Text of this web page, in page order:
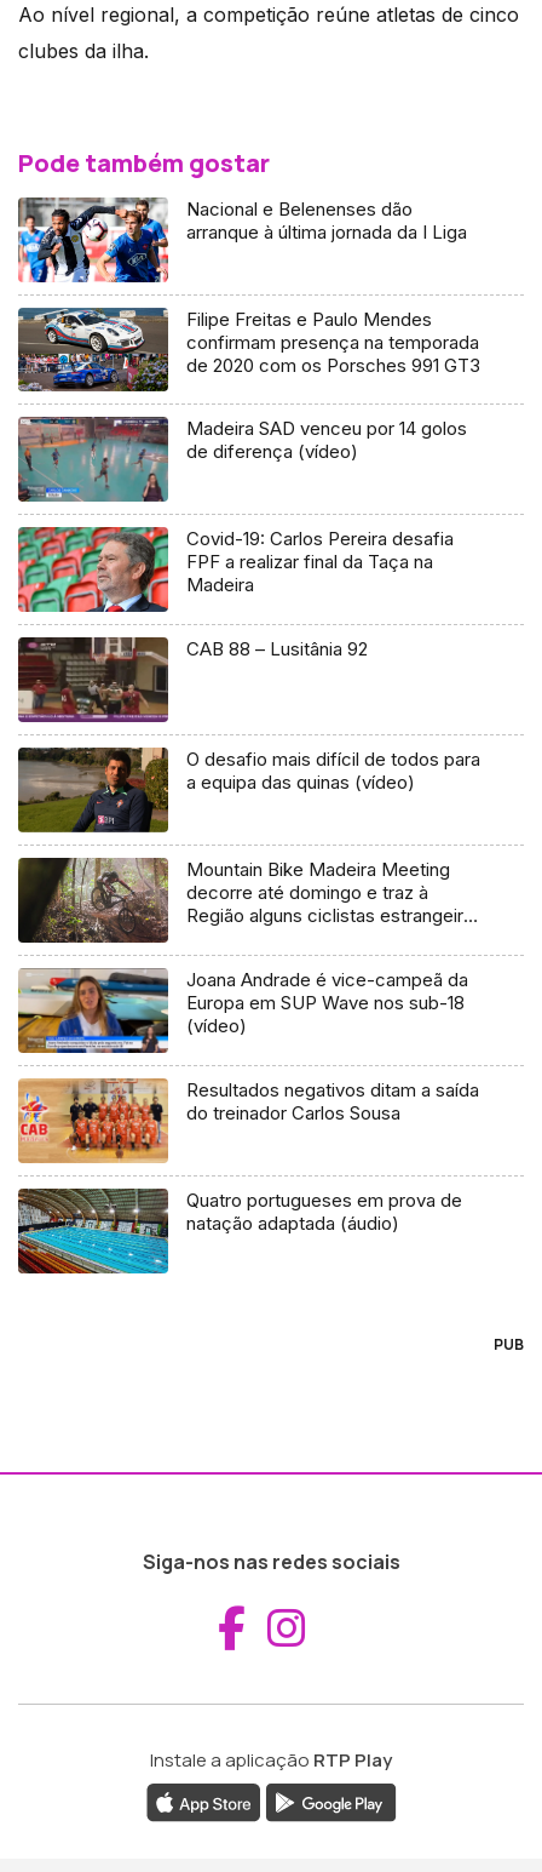
Ao nível regional, a competição reúne atletas de cinco
clubes da ilha.
Pode também gostar
Nacional e Belenenses dão
arranque à última jornada da I Liga
Filipe Freitas e Paulo Mendes
confirmam presença na temporada
de 2020 com os Porsches 991 GT3
Madeira SAD venceu por 14 golos
de diferença (vídeo)
Covid-19: Carlos Pereira desafia
FPF a realizar final da Taça na
Madeira
CAB 88 – Lusitânia 92
O desafio mais difícil de todos para
a equipa das quinas (vídeo)
Mountain Bike Madeira Meeting
decorre até domingo e traz à
Região alguns ciclistas estrangeiros
Joana Andrade é vice-campeã da
Europa em SUP Wave nos sub-18
(vídeo)
Resultados negativos ditam a saída
do treinador Carlos Sousa
Quatro portugueses em prova de
natação adaptada (áudio)
PUB
Siga-nos nas redes sociais
Aceder ao
Instale a aplicação RTP Play